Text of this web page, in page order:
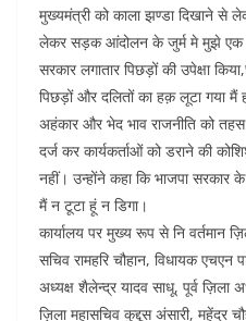
मुख्यमंत्री को काला झण्डा दिखाने से
लेकर सड़क आंदोलन के जुर्म मे मुझे एक
सरकार लगातार पिछड़ों की उपेक्षा
पिछड़ों और दलितों का हक़ लूटा गया मैं
अहंकार और भेद भाव राजनीति को
दर्ज कर कार्यकर्ताओं को डराने की
नहीं। उन्होंने कहा कि भाजपा
मैं न टूटा हूं न डिगा।
कार्यालय पर मुख्य रूप से नि वर्तमान
सचिव रामहरि चौहान, विधायक एचएन
अध्यक्ष शैलेन्द्र यादव साधू, पूर्व ज़िला
ज़िला महासचिव कुद्दूस अंसारी, महेंद्र